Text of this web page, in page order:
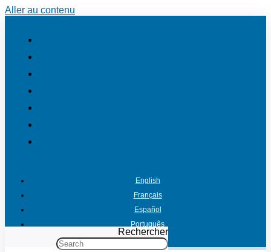
Aller au contenu
English
Français
Español
Português
Rechercher